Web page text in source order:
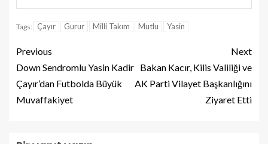
Tags: Çayır Gurur Milli Takım Mutlu Yasin
Previous
Down Sendromlu Yasin Kadir
Çayır’dan Futbolda Büyük
Muvaffakiyet
Next
Bakan Kacır, Kilis Valiliği ve
AK Parti Vilayet Başkanlığını
Ziyaret Etti